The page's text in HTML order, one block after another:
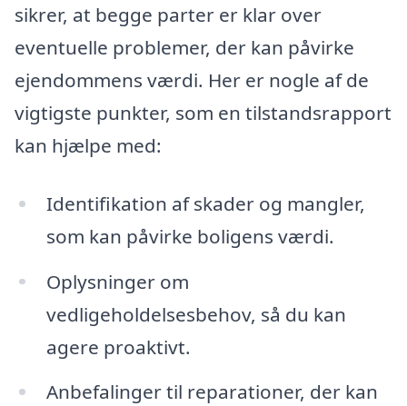
sikrer, at begge parter er klar over
eventuelle problemer, der kan påvirke
ejendommens værdi. Her er nogle af de
vigtigste punkter, som en tilstandsrapport
kan hjælpe med:
Identifikation af skader og mangler,
som kan påvirke boligens værdi.
Oplysninger om
vedligeholdelsesbehov, så du kan
agere proaktivt.
Anbefalinger til reparationer, der kan